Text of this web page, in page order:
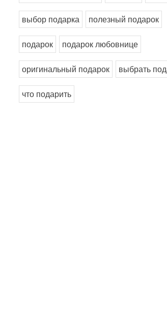
выбор подарка полезный подарок
подарок подарок любовнице
оригинальный подарок выбрать
что подарить